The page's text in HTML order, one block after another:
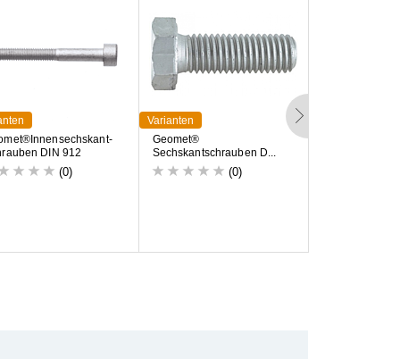
met®I nnensechskant-
rauben D N 912
(0)
Varianten
Geomet®
Sechskantschrauben D...
(0)